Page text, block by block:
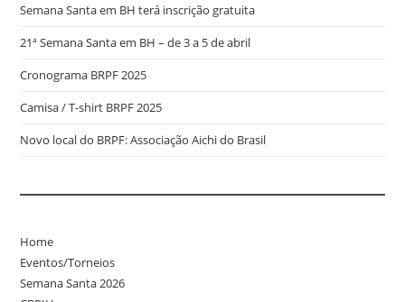
Semana Santa em BH terá inscrição gratuita
21ª Semana Santa em BH – de 3 a 5 de abril
Cronograma BRPF 2025
Camisa / T-shirt BRPF 2025
Novo local do BRPF: Associação Aichi do Brasil
Home
Eventos/Torneios
Semana Santa 2026